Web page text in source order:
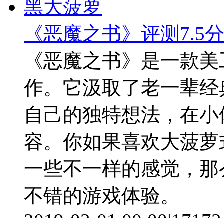
《恶魔之书》评测7.5
《恶魔之书》是一款
作。它汲取了老一辈
自己的独特想法，在
容。你如果喜欢大菠
一些不一样的感觉，
不错的游戏体验。